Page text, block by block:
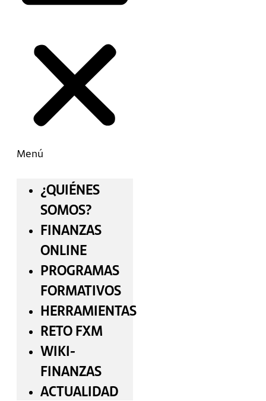
Menú
¿QUIÉNES
SOMOS?
FINANZAS
ONLINE
PROGRAMAS
FORMATIVOS
HERRAMIENTAS
RETO FXM
WIKI-
FINANZAS
ACTUALIDAD